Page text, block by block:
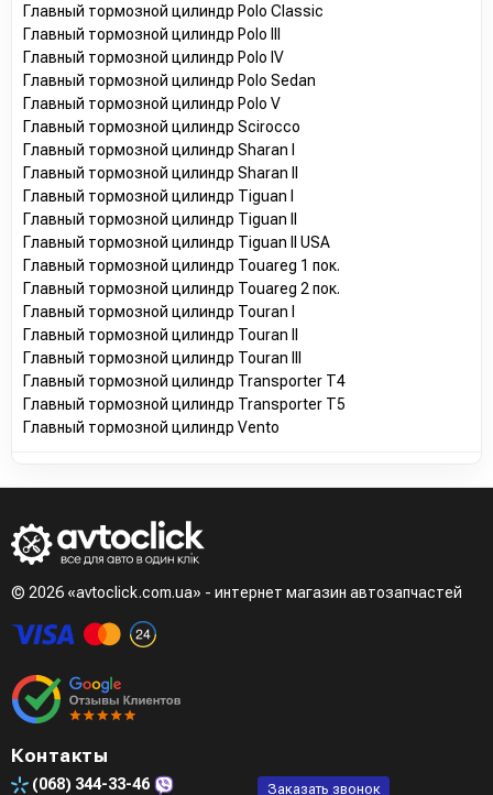
Главный тормозной цилиндр Polo Classic
Главный тормозной цилиндр Polo III
Главный тормозной цилиндр Polo IV
Главный тормозной цилиндр Polo Sedan
Главный тормозной цилиндр Polo V
Главный тормозной цилиндр Scirocco
Главный тормозной цилиндр Sharan I
Главный тормозной цилиндр Sharan II
Главный тормозной цилиндр Tiguan I
Главный тормозной цилиндр Tiguan II
Главный тормозной цилиндр Tiguan II USA
Главный тормозной цилиндр Touareg 1 пок.
Главный тормозной цилиндр Touareg 2 пок.
Главный тормозной цилиндр Touran I
Главный тормозной цилиндр Touran II
Главный тормозной цилиндр Touran III
Главный тормозной цилиндр Transporter T4
Главный тормозной цилиндр Transporter T5
Главный тормозной цилиндр Vento
© 2026 «avtoclick.com.ua» - интернет магазин автозапчастей
Контакты
(068) 344-33-46 Заказать звонок